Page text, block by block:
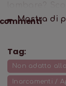
Mostra di
Tag:
Non adatto
Inarcamenti /